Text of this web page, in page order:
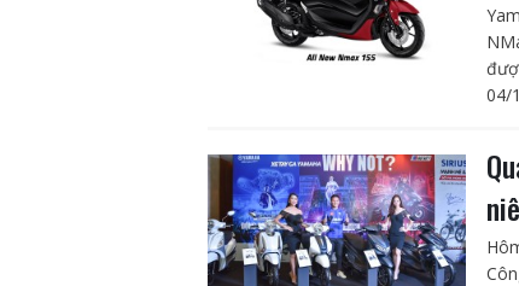
04/